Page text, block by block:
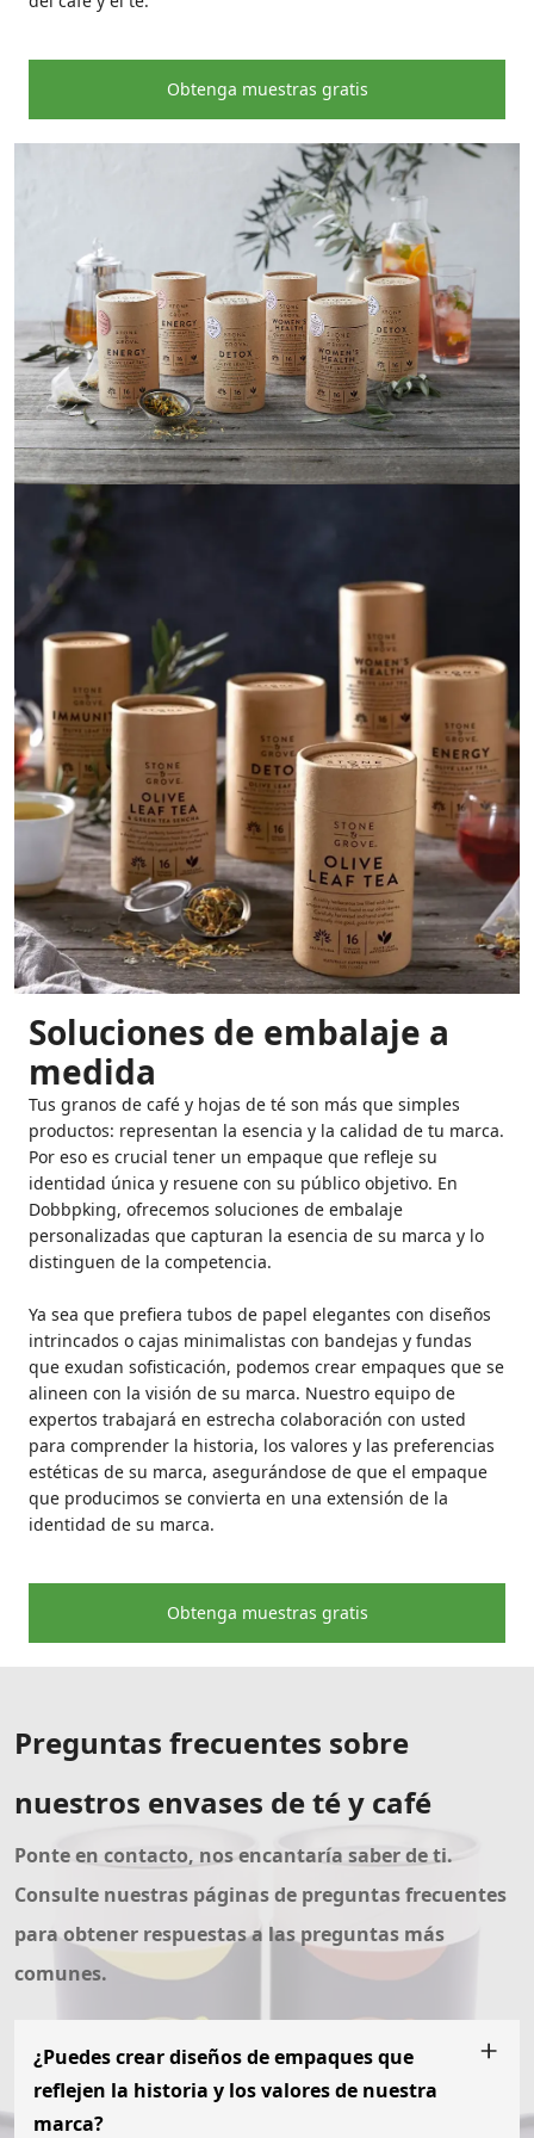
Obtenga muestras gratis
Soluciones de embalaje a
medida
Tus granos de café y hojas de té son más que simples
productos: representan la esencia y la calidad de tu marca.
Por eso es crucial tener un empaque que refleje su
identidad única y resuene con su público objetivo. En
Dobbpking, ofrecemos soluciones de embalaje
personalizadas que capturan la esencia de su marca y lo
distinguen de la competencia.
Ya sea que prefiera tubos de papel elegantes con diseños
intrincados o cajas minimalistas con bandejas y fundas
que exudan sofisticación, podemos crear empaques que se
alineen con la visión de su marca. Nuestro equipo de
expertos trabajará en estrecha colaboración con usted
para comprender la historia, los valores y las preferencias
estéticas de su marca, asegurándose de que el empaque
que producimos se convierta en una extensión de la
identidad de su marca.
Obtenga muestras gratis
Preguntas frecuentes sobre
nuestros envases de té y café
Ponte en contacto, nos encantaría saber de ti.
Consulte nuestras páginas de preguntas frecuentes
para obtener respuestas a las preguntas más
comunes.
¿Puedes crear diseños de empaques que
reflejen la historia y los valores de nuestra
marca?